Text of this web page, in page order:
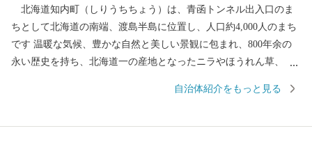
北海道知内町（しりうちちょう）は、青函トンネル出入口のま
ちとして北海道の南端、渡島半島に位置し、人口約4,000人のまち
です 温暖な気候、豊かな自然と美しい景観に包まれ、800年余の
永い歴史を持ち、北海道一の産地となったニラやほうれん草、ト
コガレイなどの海の幸が溢れ、更に食品加工や木材加工、火力発
自治体紹介をもっと見る